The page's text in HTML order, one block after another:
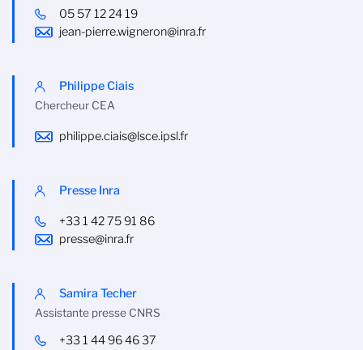
05 57 12 24 19
jean-pierre.wigneron@inra.fr
Philippe Ciais
Chercheur CEA
philippe.ciais@lsce.ipsl.fr
Presse Inra
+33 1 42 75 91 86
presse@inra.fr
Samira Techer
Assistante presse CNRS
+33 1 44 96 46 37